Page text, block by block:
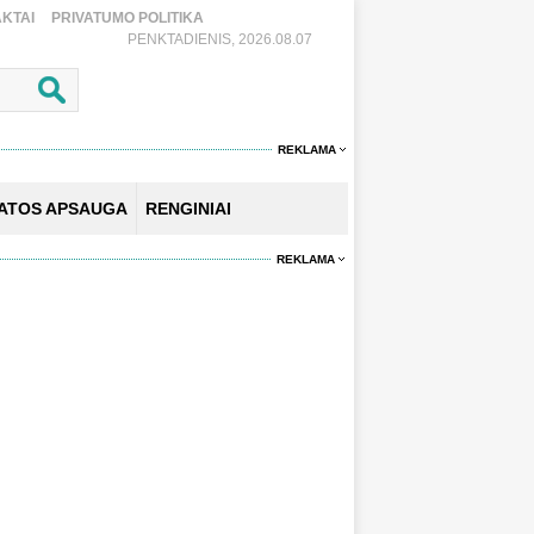
PRIVATUMO POLITIKA
PENKTADIENIS, 2026.08.07
REKLAMA
APSAUGA RENGINIAI
REKLAMA